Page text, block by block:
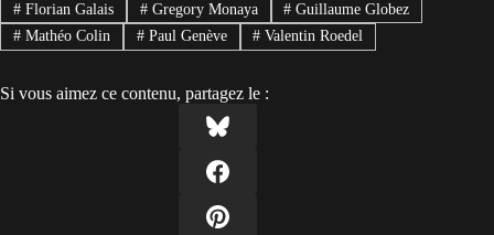
#Florian Galais #Gregory Monaya # Guillaume Globez
#Mathéo Colin #Paul Genève # Valentin Roedel
Si vous aimez ce contenu, partagez le :